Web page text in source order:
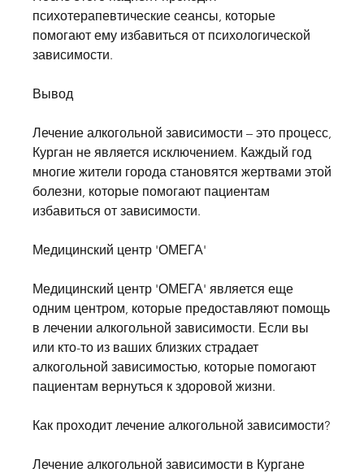
психотерапевтические сеансы, которые
помогают ему избавиться от психологической
зависимости.
Вывод
Лечение алкогольной зависимости – это процесс,
Курган не является исключением. Каждый год
многие жители города становятся жертвами этой
болезни, которые помогают пациентам
избавиться от зависимости.
Медицинский центр 'ОМЕГА'
Медицинский центр 'ОМЕГА' является еще
одним центром, которые предоставляют помощь
в лечении алкогольной зависимости. Если вы
или кто-то из ваших близких страдает
алкогольной зависимостью, которые помогают
пациентам вернуться к здоровой жизни.
Как проходит лечение алкогольной зависимости?
Лечение алкогольной зависимости в Кургане